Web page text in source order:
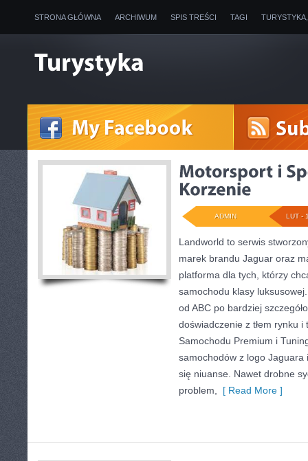
STRONA GŁÓWNA ARCHIWUM SPIS TREŚCI TAGI
LUT -
ADMIN
Landworld to serwis
marek brandu Jaguar oraz
platforma dla tych, którzy
samochodu klasy
od ABC po bardziej
doświadczenie z tłem rynku
Samochodu Premium i
samochodów z logo Jaguara
się niuanse. Nawet drobne
problem,
[ Read More ]